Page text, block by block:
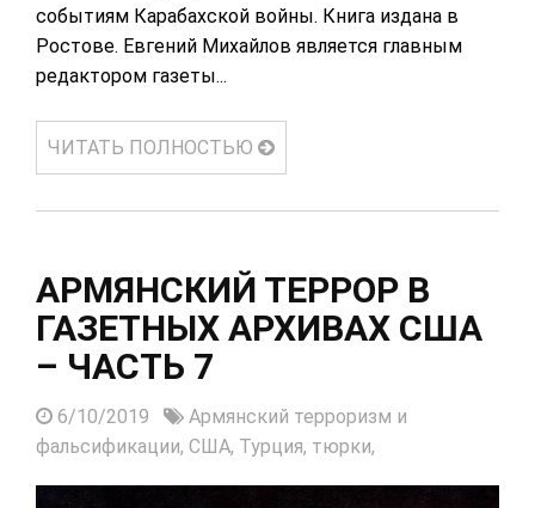
событиям Карабахской войны. Книга издана в
Ростове. Евгений Михайлов является главным
редактором газеты...
ЧИТАТЬ ПОЛНОСТЬЮ
АРМЯНСКИЙ ТЕРРОР В
ГАЗЕТНЫХ АРХИВАХ США
– ЧАСТЬ 7
6/10/2019
Армянский терроризм и
фальсификации, США, Турция, тюрки,